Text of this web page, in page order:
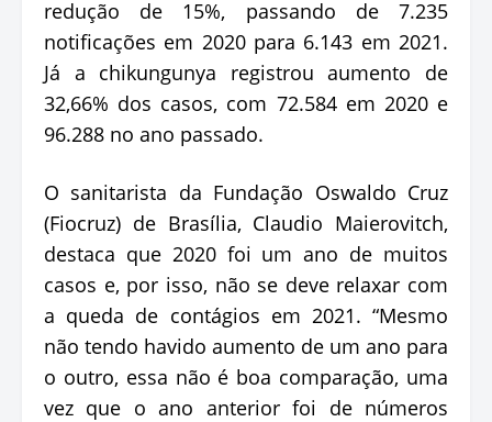
redução de 15%, passando de 7.235
notificações em 2020 para 6.143 em 2021.
Já a chikungunya registrou aumento de
32,66% dos casos, com 72.584 em 2020 e
96.288 no ano passado.
O sanitarista da Fundação Oswaldo Cruz
(Fiocruz) de Brasília, Claudio Maierovitch,
destaca que 2020 foi um ano de muitos
casos e, por isso, não se deve relaxar com
a queda de contágios em 2021. “Mesmo
não tendo havido aumento de um ano para
o outro, essa não é boa comparação, uma
vez que o ano anterior foi de números